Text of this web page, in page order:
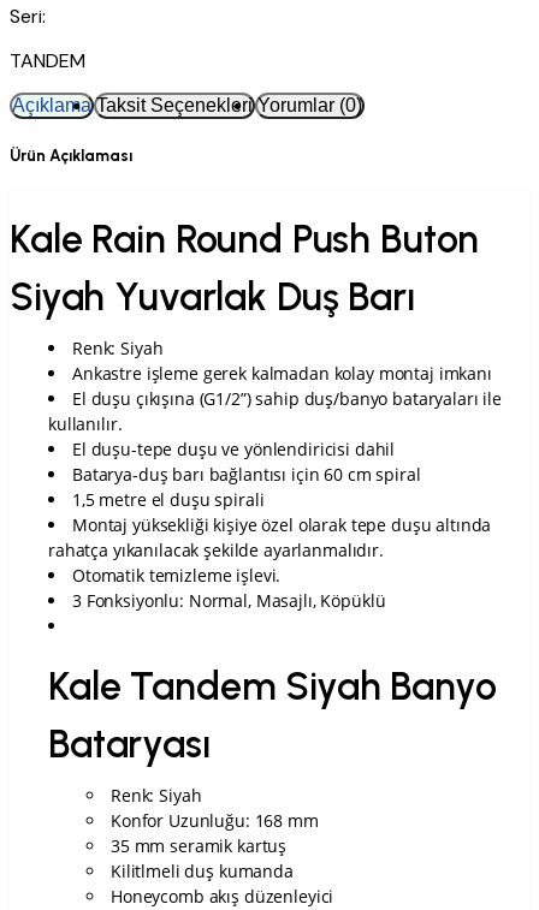
Seri:
TANDEM
Açıklama Taksit Seçenekleri Yorumlar (0)
Ürün Açıklaması
Kale Rain Round Push Buton
Siyah Yuvarlak Duş Barı
Renk: Siyah
Ankastre işleme gerek kalmadan kolay montaj imkanı
El duşu çıkışına (G1/2”) sahip duş/banyo bataryaları ile
kullanılır.
El duşu-tepe duşu ve yönlendiricisi dahil
Batarya-duş barı bağlantısı için 60 cm spiral
1,5 metre el duşu spirali
Montaj yüksekliği kişiye özel olarak tepe duşu altında
rahatça yıkanılacak şekilde ayarlanmalıdır.
Otomatik temizleme işlevi.
3 Fonksiyonlu: Normal, Masajlı, Köpüklü
Kale Tandem Siyah Banyo
Bataryası
Renk: Siyah
Konfor Uzunluğu: 168 mm
35 mm seramik kartuş
Kilitlmeli duş kumanda
Honeycomb akış düzenleyici